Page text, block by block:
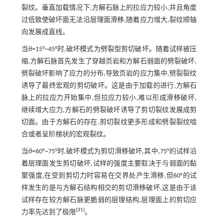
裂纹。垂直加载情况下,方解石脉上的拉应力较小,并且角度
过低致使破坏面无法沿层理面滑移,随着应力增大,裂纹顺轴
向发展成直线。
当θ=15°~45°时,破坏模式为劈裂型剪切破坏。随着试样被压
缩,方解石脉首先发生了穿越页岩和方解石弱面的劈裂破坏,
劈裂破坏影响了应力的分布,导致页岩的应力集中,劈裂裂纹
诱导了最终宏观的剪切破坏。这是由于加载的进行,方解石
脉上的拉应力开始集中,但拉应力较小,难以形成滑移破坏,
继续增大应力,方解石的劈裂破坏诱导了剪切裂纹发展成剪
切面。由于方解石的存在,剪切裂纹更多形成和劈裂裂纹啮
合或者呈阶梯状的宏观裂纹。
当θ=60°~75°时,破坏模式为剪切滑移破坏,其中,75°的试样沿
着层理面发生剪切破坏,试样的强度主要取决于与弱面的黏
聚强度,在受到剪切力时容易在交界处产生滑移,但60°的试
样发生的是与方解石结构相交的剪切滑移破坏,这是由于该
试样存在较方解石脉更脆弱的层理结构,层理面上的剪切应
力率先达到了极限[31]。